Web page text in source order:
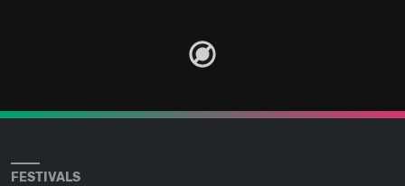
FESTIVALS